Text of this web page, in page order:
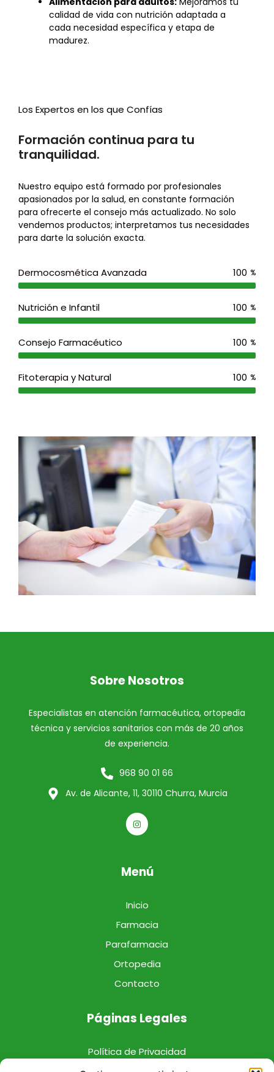
calidad de vida con nutrición adaptada a
cada necesidad específica y etapa de
madurez.
Los Expertos en los que Confías
Formación continua para tu
tranquilidad.
Nuestro equipo está formado por profesionales
apasionados por la salud, en constante formación
para ofrecerte el consejo más actualizado. No solo
vendemos productos; interpretamos tus necesidades
para darte la solución exacta.
Dermocosmética Avanzada 100 %
Nutrición e Infantil 100 %
Consejo Farmacéutico 100 %
Fitoterapia y Natural 100 %
Sobre Nosotros
Especialistas en atención farmacéutica, ortopedia
técnica y servicios sanitarios con más de 20 años
de experiencia.
968 90 01 66
Av. de Alicante, 11, 30110 Churra, Murcia
Menú
Inicio
Farmacia
Parafarmacia
Ortopedia
Contacto
Páginas Legales
Política de Privacidad